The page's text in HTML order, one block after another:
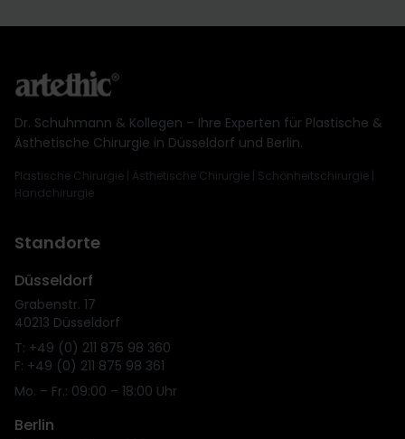
Dr. Schuhmann & Kollegen – Ihre Experten für Plastische &
Ästhetische Chirurgie in Düsseldorf und Berlin.
Plastische Chirurgie | Ästhetische Chirurgie | Schönheitschirurgie |
Handchirurgie
Standorte
Düsseldorf
Grabenstr. 17
40213 Düsseldorf
T: +49 (0) 211 875 98 360
F: +49 (0) 211 875 98 361
Mo. – Fr.: 09:00 – 18:00 Uhr
Berlin